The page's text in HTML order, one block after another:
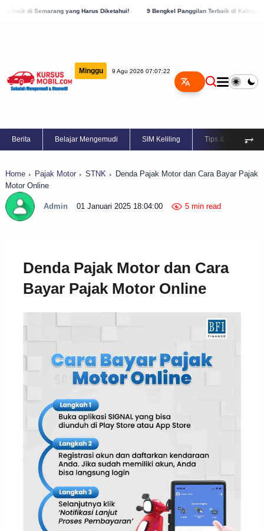
yang Harus Diketahui! 9 Bengkel Panggilan Terbaik di Kabupaten Semarang, Cek
Minggu 9 Agu 2026 07:07:23
Berita Belajar Mengemudi SIM Keliling Tips & Trik ⥅
Home Pajak Motor STNK
Denda Pajak Motor dan Cara Bayar Pajak
Motor Online
Admin 01 Januari 2025 18:04:00 5 min read
Denda Pajak Motor dan Cara
Bayar Pajak Motor Online